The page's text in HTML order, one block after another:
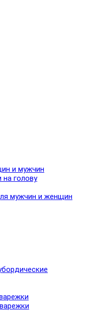
и мужчин
голову
мужчин и женщин